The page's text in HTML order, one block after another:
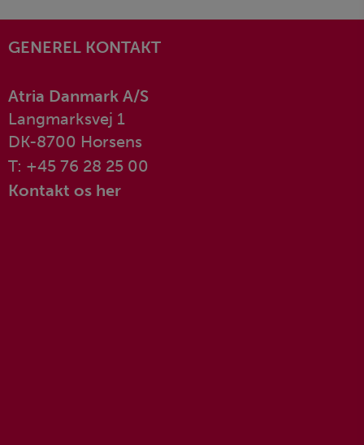
GENEREL KONTAKT
Atria Danmark A/S
Langmarksvej 1
DK-8700 Horsens
T: +45 76 28 25 00
Kontakt os her